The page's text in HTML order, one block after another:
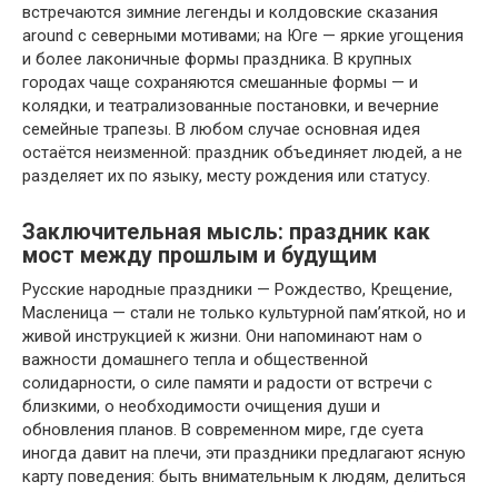
встречаются зимние легенды и колдовские сказания
around с северными мотивами; на Юге — яркие угощения
и более лаконичные формы праздника. В крупных
городах чаще сохраняются смешанные формы — и
колядки, и театрализованные постановки, и вечерние
семейные трапезы. В любом случае основная идея
остаётся неизменной: праздник объединяет людей, а не
разделяет их по языку, месту рождения или статусу.
Заключительная мысль: праздник как
мост между прошлым и будущим
Русские народные праздники — Рождество, Крещение,
Масленица — стали не только культурной пам’яткой, но и
живой инструкцией к жизни. Они напоминают нам о
важности домашнего тепла и общественной
солидарности, о силе памяти и радости от встречи с
близкими, о необходимости очищения души и
обновления планов. В современном мире, где суета
иногда давит на плечи, эти праздники предлагают ясную
карту поведения: быть внимательным к людям, делиться